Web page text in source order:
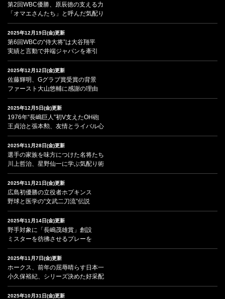
第2回WBC優勝、原辰徳の支える力
「オマエさんたち」と呼んだ気配り
2025年12月19日(金)更新
第6回WBCの“侍大将”は大谷翔平
実績と言動で井端ジャパンを牽引
2025年12月12日(金)更新
佐藤輝明、Gグラブ賞受賞の背景
ファースト大山悠輔に感謝の理由
2025年12月5日(金)更新
1976年“長嶋巨人”初V支えたOH砲
王貞治と張本勲、友情とライバル心
2025年11月28日(金)更新
選手の家族を味方につけた名将たち
川上哲治、星野仙一に学ぶ気配り術
2025年11月21日(金)更新
広島初優勝の立役者ホプキンス
野球と医学の“文武二刀流”伝説
2025年11月14日(金)更新
野手対象に「長嶋茂雄賞」創設
ミスターを彷彿させるプレーを
2025年11月7日(金)更新
ホークス、前年の屈辱晴らす日本一
小久保裕紀、シリーズ決めた好采配
2025年10月31日(金)更新